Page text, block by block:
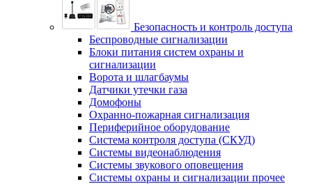
Безопасность и контроль доступа
Беспроводные сигнализации
Блоки питания систем охраны и
сигнализации
Ворота и шлагбаумы
Датчики утечки газа
Домофоны
Охранно-пожарная сигнализация
Периферийное оборудование
Система контроля доступа (СКУД)
Системы видеонаблюдения
Системы звукового оповещения
Системы охраны и сигнализации прочее